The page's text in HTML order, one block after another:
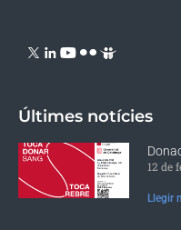
Últimes notícies
12 de
Llegir